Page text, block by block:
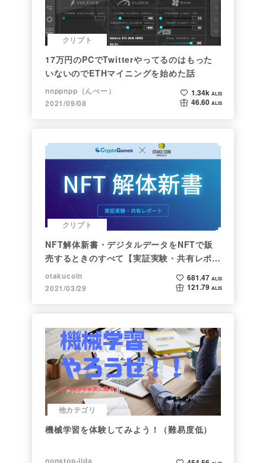
クリプト
17万円のPCでTwitterやってるのはもった
いないのでETHマイニングを始めた話
nnppnpp（んぺー）
2021/09/08
1.34k ALIS
46.60 ALIS
クリプト
NFT解体新書・デジタルデータをNFTで販
売するときのすべて【実証実験・共有レポー
ト】
otakucoin
2021/03/29
681.47 ALIS
121.79 ALIS
他カテゴリ
機械学習を体験してみよう！（難易度低）
nonstop-iida